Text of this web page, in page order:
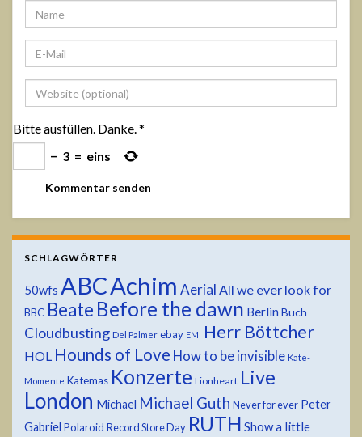
Bitte ausfüllen. Danke.*
− 3 = eins
SCHLAGWÖRTER
50wfs ABCAchim Aerial All we ever look for
BBC Beate Before the dawn Berlin Buch
Cloudbusting Del Palmer ebay EMI Herr Böttcher
HOL Hounds of Love How to be invisible Kate-
Momente Katemas Konzerte Lionheart Live
London Michael Michael Guth Never for ever Peter
Gabriel Polaroid Record Store Day RUTH Show a little